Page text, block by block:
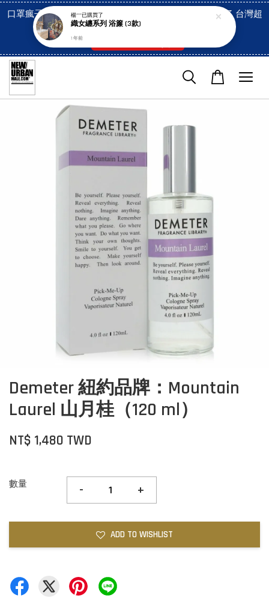
口罩瘋子官網, 放心訂購! 香港澳門信用卡付費已經開啓了 台灣超
市貨到付款也是!
Demeter 紐約品牌：Mountain
Laurel 山月桂（120 ml）
NT$ 1,480 TWD
數量 - +
ADD TO WISHLIST
楊***已購買了
織女纏系列 浴簾 (3款)
1 年前